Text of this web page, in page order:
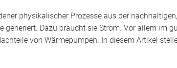
physikalischer Prozesse aus der
Dazu braucht sie Strom. Vor allem im
von Wärmepumpen. In diesem Artikel